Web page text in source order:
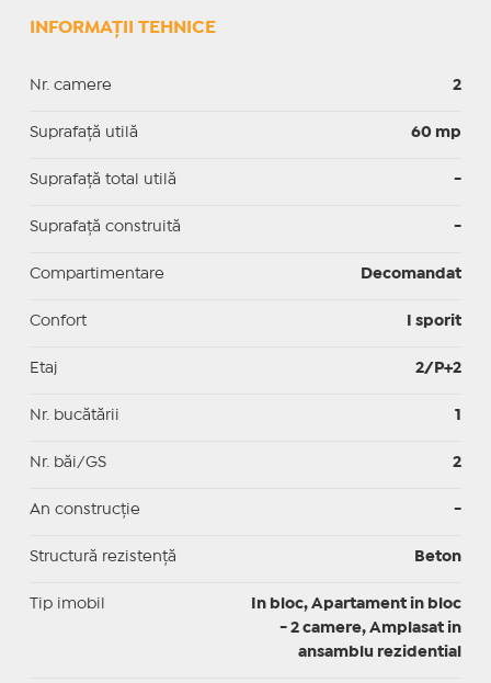
INFORMAȚII TEHNICE
Nr. camere 2
Suprafaţă utilă 60 mp
Suprafaţă total utilă -
Suprafaţă construită -
Compartimentare Decomandat
Confort I sporit
Etaj 2/P+2
Nr. bucătării 1
Nr. băi/GS 2
An construcție -
Structură rezistență Beton
Tip imobil
In bloc, Apartament in bloc
- 2 camere, Amplasat in
ansamblu rezidential